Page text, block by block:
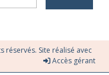
réservés. Site réalisé avec
Accès gérant